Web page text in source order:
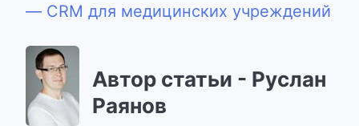
— CRM для медицинских учреждений
Автор статьи - Руслан
Раянов